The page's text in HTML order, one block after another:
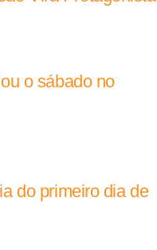
o sábado no
do primeiro dia de